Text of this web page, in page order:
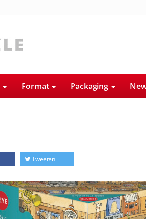
Format Packaging
Tweeten